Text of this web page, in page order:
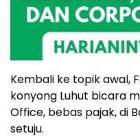
Kembali ke topik awal,
konyong Luhut bicara
Office, bebas pajak, di
setuju.